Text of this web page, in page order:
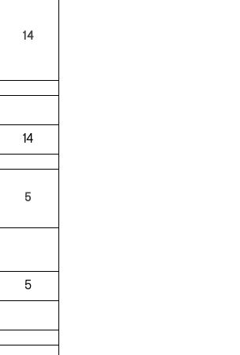
14
14
5
5